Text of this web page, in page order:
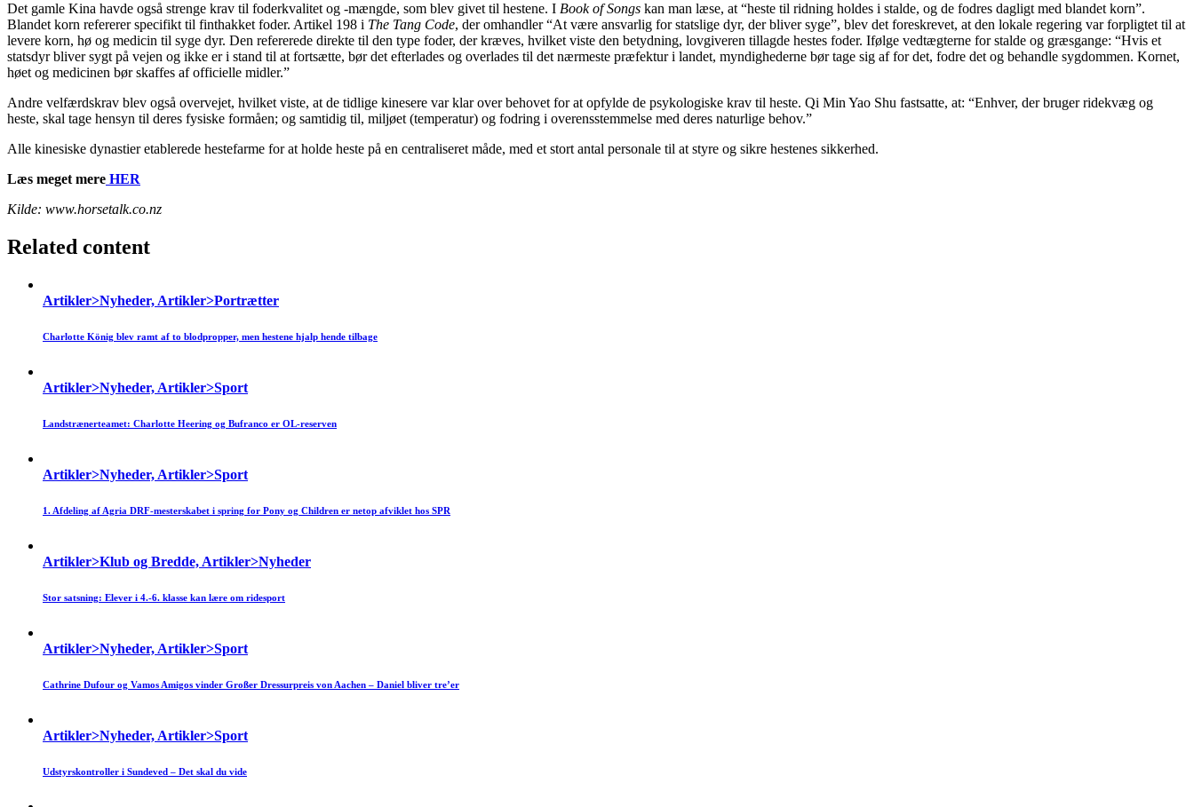
Det gamle Kina havde også strenge krav til foderkvalitet og -mængde, som blev givet til hestene. I Book of Songs kan man læse, at “heste til ridning holdes i stalde, og de fodres dagligt med blandet korn”.
Blandet korn refererer specifikt til finthakket foder. Artikel 198 i The Tang Code, der omhandler “At være ansvarlig for statslige dyr, der bliver syge”, blev det foreskrevet, at den lokale regering var forpligtet til at
levere korn, hø og medicin til syge dyr. Den refererede direkte til den type foder, der kræves, hvilket viste den betydning, lovgiveren tillagde hestes foder. Ifølge vedtægterne for stalde og græsgange: “Hvis et
statsdyr bliver sygt på vejen og ikke er i stand til at fortsætte, bør det efterlades og overlades til det nærmeste præfektur i landet, myndighederne bør tage sig af for det, fodre det og behandle sygdommen. Kornet,
høet og medicinen bør skaffes af officielle midler.”
Andre velfærdskrav blev også overvejet, hvilket viste, at de tidlige kinesere var klar over behovet for at opfylde de psykologiske krav til heste. Qi Min Yao Shu fastsatte, at: “Enhver, der bruger ridekvæg og
heste, skal tage hensyn til deres fysiske formåen; og samtidig til, miljøet (temperatur) og fodring i overensstemmelse med deres naturlige behov.”
Alle kinesiske dynastier etablerede hestefarme for at holde heste på en centraliseret måde, med et stort antal personale til at styre og sikre hestenes sikkerhed.
Læs meget mere HER
Kilde: www.horsetalk.co.nz
Related content
Artikler>Nyheder, Artikler>Portrætter
Charlotte König blev ramt af to blodpropper, men hestene hjalp hende tilbage
Artikler>Nyheder, Artikler>Sport
Landstrænerteamet: Charlotte Heering og Bufranco er OL-reserven
Artikler>Nyheder, Artikler>Sport
1. Afdeling af Agria DRF-mesterskabet i spring for Pony og Children er netop afviklet hos SPR
Artikler>Klub og Bredde, Artikler>Nyheder
Stor satsning: Elever i 4.-6. klasse kan lære om ridesport
Artikler>Nyheder, Artikler>Sport
Cathrine Dufour og Vamos Amigos vinder Großer Dressurpreis von Aachen – Daniel bliver tre’er
Artikler>Nyheder, Artikler>Sport
Udstyrskontroller i Sundeved – Det skal du vide